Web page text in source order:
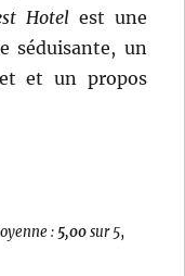
Hotelest une
séduisante, un
et un propos
: 5,00sur 5,